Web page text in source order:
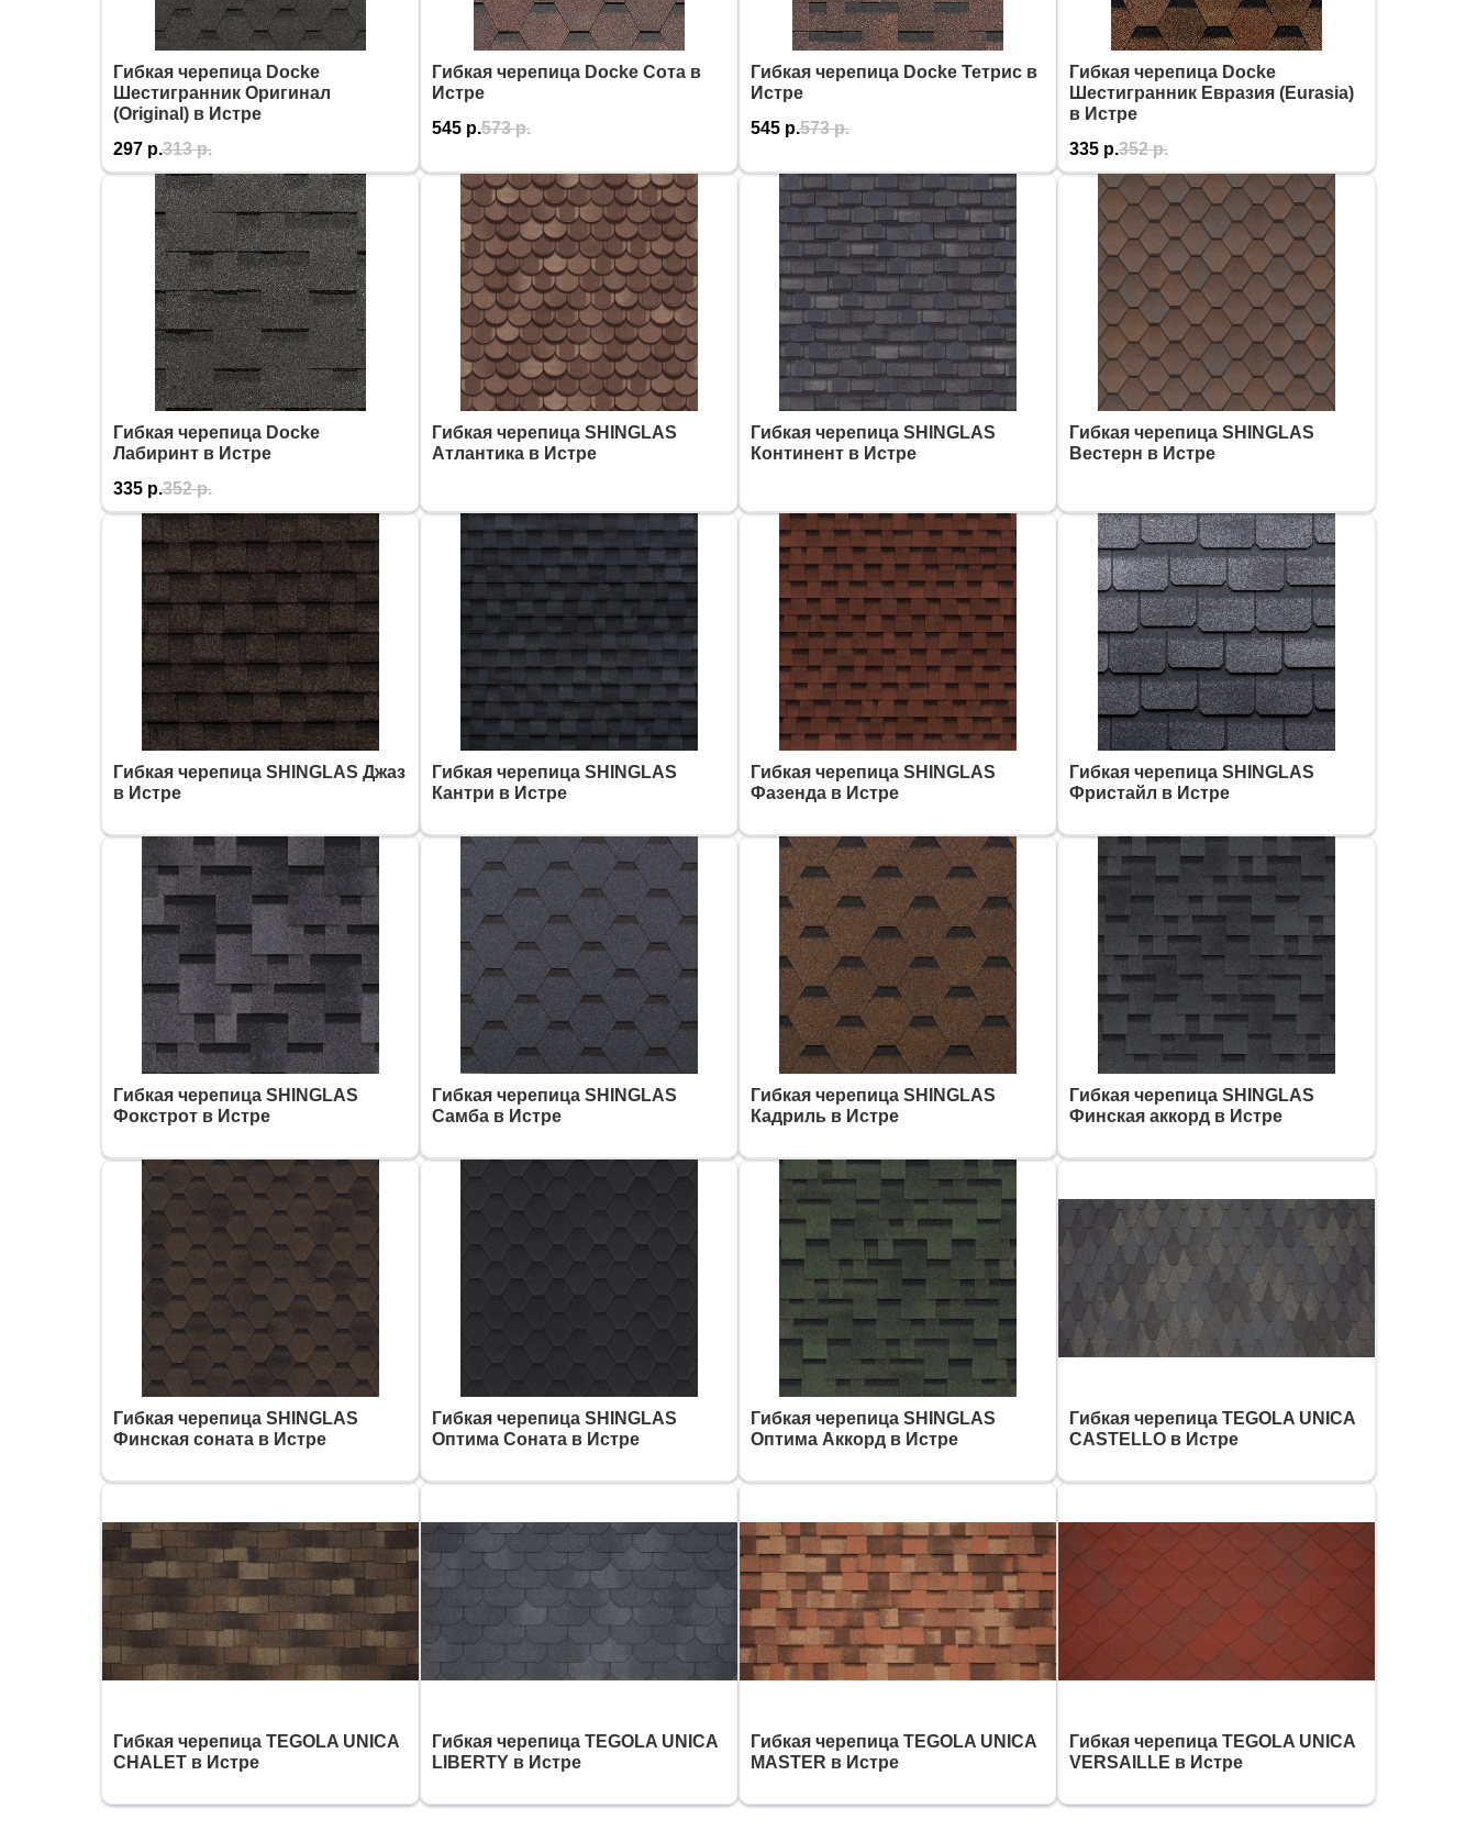
Гибкая черепица Docke
Шестигранник Оригинал
(Original) в Истре
297 р.313 р.
Гибкая черепица Docke Сота в
Истре
545 р.573 р.
Гибкая черепица Docke Тетрис в
Истре
545 р.573 р.
Гибкая черепица Docke
Шестигранник Евразия (Eurasia)
в Истре
335 р.352 р.
Гибкая черепица Docke
Лабиринт в Истре
335 р.352 р.
Гибкая черепица SHINGLAS
Атлантика в Истре
Гибкая черепица SHINGLAS
Континент в Истре
Гибкая черепица SHINGLAS
Вестерн в Истре
Гибкая черепица SHINGLAS Джаз
в Истре
Гибкая черепица SHINGLAS
Кантри в Истре
Гибкая черепица SHINGLAS
Фазенда в Истре
Гибкая черепица SHINGLAS
Фристайл в Истре
Гибкая черепица SHINGLAS
Фокстрот в Истре
Гибкая черепица SHINGLAS
Самба в Истре
Гибкая черепица SHINGLAS
Кадриль в Истре
Гибкая черепица SHINGLAS
Финская аккорд в Истре
Гибкая черепица SHINGLAS
Финская соната в Истре
Гибкая черепица SHINGLAS
Оптима Соната в Истре
Гибкая черепица SHINGLAS
Оптима Аккорд в Истре
Гибкая черепица TEGOLA UNICA
CASTELLO в Истре
Гибкая черепица TEGOLA UNICA
CHALET в Истре
Гибкая черепица TEGOLA UNICA
LIBERTY в Истре
Гибкая черепица TEGOLA UNICA
MASTER в Истре
Гибкая черепица TEGOLA UNICA
VERSAILLE в Истре